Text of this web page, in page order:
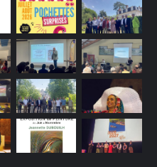
e
l
a
M
é
z
i
è
r